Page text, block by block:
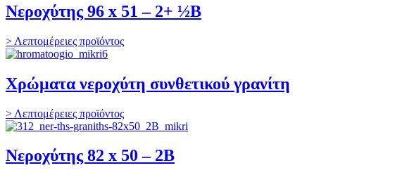
Νεροχύτης 96 x 51 – 2+ ½B
> Λεπτομέρειες προϊόντος
Χρώματα νεροχύτη συνθετικού γρανίτη
> Λεπτομέρειες προϊόντος
Νεροχύτης 82 x 50 – 2B